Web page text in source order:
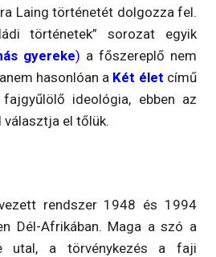
Laing történetét dolgozza fel.
történetek” sorozat egyik
gyereke) a főszereplő nem
hasonlóan a Két élet című
ideológia, ebben az
választja el tőlük.
rendszer 1948 és 1994
Dél-Afrikában. Maga a szó a
utal, a törvénykezés a faji